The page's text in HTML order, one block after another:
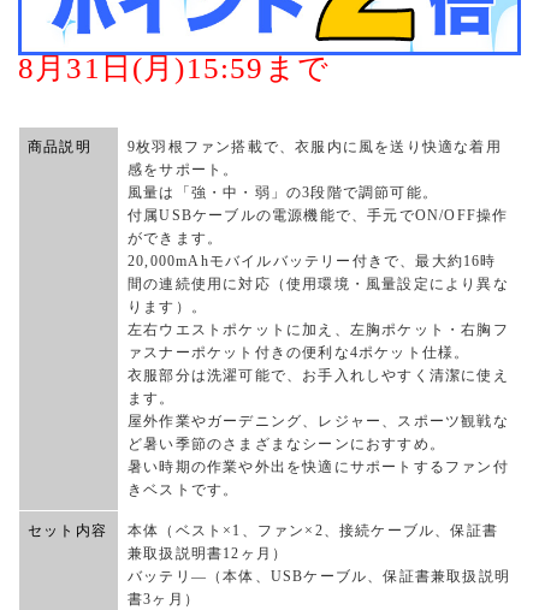
8月31日(月)15:59まで
商品説明
9枚羽根ファン搭載で、衣服内に風を送り快適な着用
感をサポート。
風量は「強・中・弱」の3段階で調節可能。
付属USBケーブルの電源機能で、手元でON/OFF操作
ができます。
20,000mAhモバイルバッテリー付きで、最大約16時
間の連続使用に対応（使用環境・風量設定により異な
ります）。
左右ウエストポケットに加え、左胸ポケット・右胸フ
ァスナーポケット付きの便利な4ポケット仕様。
衣服部分は洗濯可能で、お手入れしやすく清潔に使え
ます。
屋外作業やガーデニング、レジャー、スポーツ観戦な
ど暑い季節のさまざまなシーンにおすすめ。
暑い時期の作業や外出を快適にサポートするファン付
きベストです。
セット内容
本体（ベスト×1、ファン×2、接続ケーブル、保証書
兼取扱説明書12ヶ月）
バッテリ―（本体、USBケーブル、保証書兼取扱説明
書3ヶ月）